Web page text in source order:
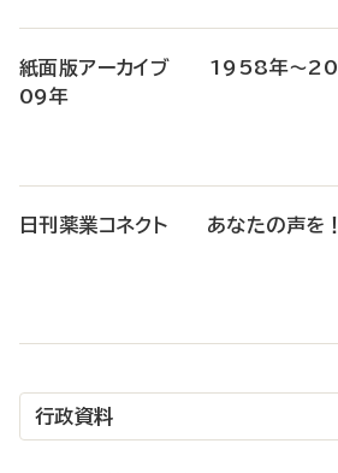
紙面版アーカイブ 1958年～20
09年
日刊薬業コネクト あなたの声を！
行政資料